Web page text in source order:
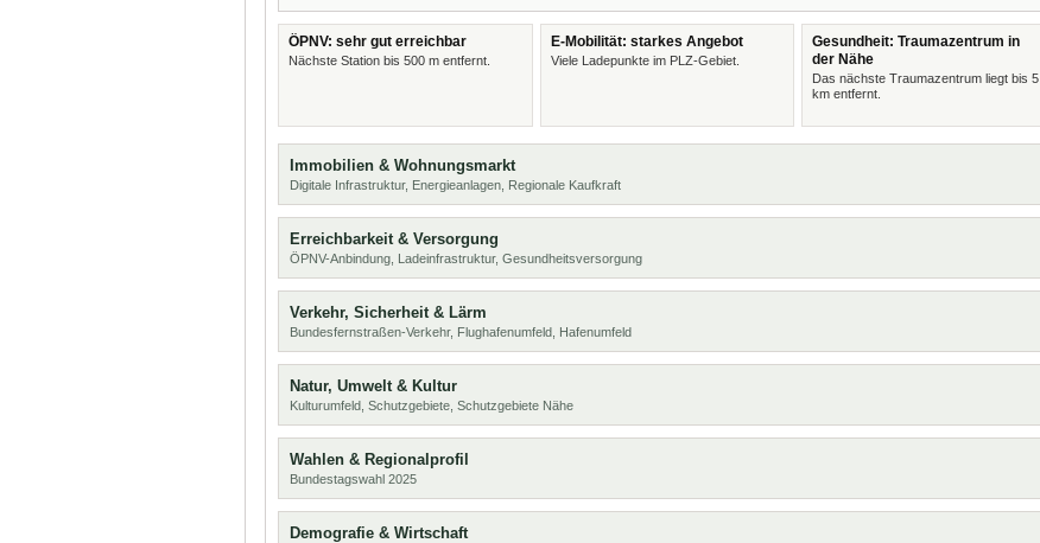
ÖPNV: sehr gut erreichbar
Nächste Station bis 500 m entfernt.
E-Mobilität: starkes Angebot
Viele Ladepunkte im PLZ-Gebiet.
Gesundheit: Traumazentrum in
der Nähe
Das nächste Traumazentrum liegt bis 5
km entfernt.
Immobilien & Wohnungsmarkt
Digitale Infrastruktur, Energieanlagen, Regionale Kaufkraft
Erreichbarkeit & Versorgung
ÖPNV-Anbindung, Ladeinfrastruktur, Gesundheitsversorgung
Verkehr, Sicherheit & Lärm
Bundesfernstraßen-Verkehr, Flughafenumfeld, Hafenumfeld
Natur, Umwelt & Kultur
Kulturumfeld, Schutzgebiete, Schutzgebiete Nähe
Wahlen & Regionalprofil
Bundestagswahl 2025
Demografie & Wirtschaft